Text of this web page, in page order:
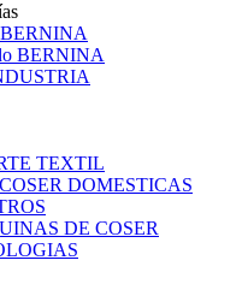
BERNINA
BERNINA
TEXTIL
DOMESTICAS
DE COSER